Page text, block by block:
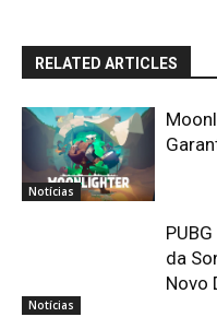
RELATED ARTICLES
Notícias
Notícias
da
Novo